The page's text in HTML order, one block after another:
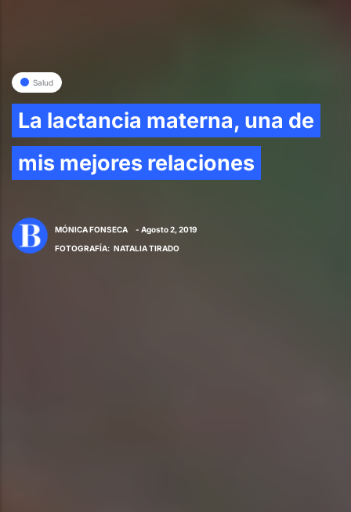
Salud
La lactancia materna, una de
mis mejores relaciones
MÓNICA FONSECA
- Agosto 2, 2019
FOTOGRAFÍA: NATALIA TIRADO